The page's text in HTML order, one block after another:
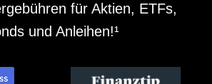
für Aktien, ETFs,
und Anleihen!¹